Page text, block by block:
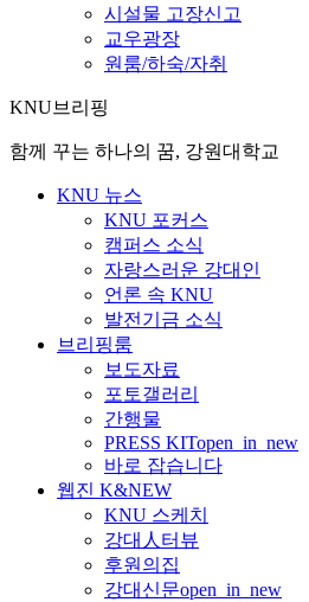
시설물 고장신고
교우광장
원룸/하숙/자취
KNU브리핑
함께 꾸는 하나의 꿈, 강원대학교
KNU 뉴스
KNU 포커스
캠퍼스 소식
자랑스러운 강대인
언론 속 KNU
발전기금 소식
브리핑룸
보도자료
포토갤러리
간행물
PRESS KITopen_in_new
바로 잡습니다
웹진 K&NEW
KNU 스케치
강대人터뷰
후원의집
강대신문open_in_new